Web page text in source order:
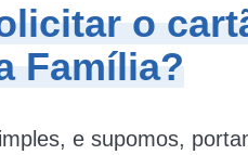
o
Família?
e supomos,